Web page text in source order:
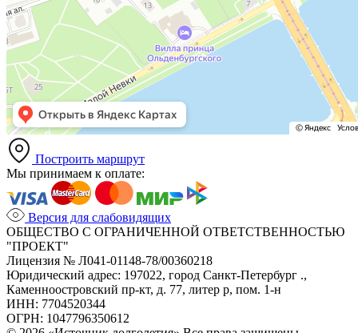
Построить маршрут
Мы принимаем к оплате:
Версия для слабовидящих
ОБЩЕСТВО С ОГРАНИЧЕННОЙ ОТВЕТСТВЕННОСТЬЮ
"ПРОЕКТ"
Лицензия № Л041-01148-78/00360218
Юридический адрес: 197022, город Санкт-Петербург .,
Каменноостровский пр-кт, д. 77, литер р, пом. 1-н
ИНН: 7704520344
ОГРН: 1047796350612